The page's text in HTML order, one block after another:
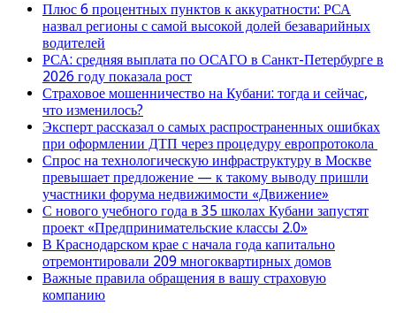
Плюс 6 процентных пунктов к аккуратности: РСА
назвал регионы с самой высокой долей безаварийных
водителей
РСА: средняя выплата по ОСАГО в Санкт-Петербурге в
2026 году показала рост
Страховое мошенничество на Кубани: тогда и сейчас,
что изменилось?
Эксперт рассказал о самых распространенных ошибках
при оформлении ДТП через процедуру европротокола
Спрос на технологическую инфраструктуру в Москве
превышает предложение — к такому выводу пришли
участники форума недвижимости «Движение»
С нового учебного года в 35 школах Кубани запустят
проект «Предпринимательские классы 2.0»
В Краснодарском крае с начала года капитально
отремонтировали 209 многоквартирных домов
Важные правила обращения в вашу страховую
компанию